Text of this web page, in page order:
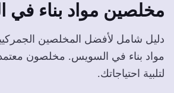
مخلصين مواد بناء في
دليل شامل لأفضل المخلصين
مواد بناء في السويس. مخلصون
لتلبية احتياجاتك.